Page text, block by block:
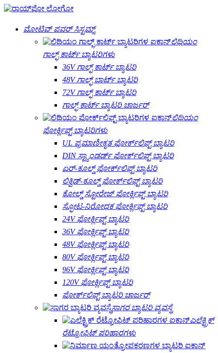
ಮೋಟಿವ್ ಪವರ್ ಸಿಸ್ಟಮ್ಸ್
ಲಿಥಿಯಂ
ಗಾಲ್ಫ್ ಕಾರ್ಟ್ ಬ್ಯಾಟರಿಗಳು
36V ಗಾಲ್ಫ್ ಕಾರ್ಟ್ ಬ್ಯಾಟರಿ
48V ಗಾಲ್ಫ್ ಬಾರ್ಟ್ ಬ್ಯಾಟರಿ
72V ಗಾಲ್ಫ್ ಕಾರ್ಟ್ ಬ್ಯಾಟರಿ
ಗಾಲ್ಫ್ ಕಾರ್ಟ್ ಬ್ಯಾಟರಿ ಚಾರ್ಜರ್
ಲಿಥಿಯಂ
ಫೋರ್ಕ್ಲಿಫ್ಟ್ ಬ್ಯಾಟರಿಗಳು
UL ಪ್ರಮಾಣೀಕೃತ ಫೋರ್ಕ್‌ಲಿಫ್ಟ್ ಬ್ಯಾಟರಿ
DIN ಸ್ಟ್ಯಾಂಡರ್ಡ್ ಫೋರ್ಕ್‌ಲಿಫ್ಟ್ ಬ್ಯಾಟರಿ
ಏರ್-ಕೂಲ್ಡ್ ಫೋರ್ಕ್‌ಲಿಫ್ಟ್ ಬ್ಯಾಟರಿ
ಲಿಕ್ವಿಡ್-ಕೂಲ್ಡ್ ಫೋರ್ಕ್‌ಲಿಫ್ಟ್ ಬ್ಯಾಟರಿ
ಕೋಲ್ಡ್ ಸ್ಟೋರೇಜ್ ಫೋರ್ಕ್ಲಿಫ್ಟ್ ಬ್ಯಾಟರಿ
ಸ್ಫೋಟ-ನಿರೋಧಕ ಫೋರ್ಕ್ಲಿಫ್ಟ್ ಬ್ಯಾಟರಿ
24V ಫೋರ್ಕ್ಲಿಫ್ಟ್ ಬ್ಯಾಟರಿ
36V ಫೋರ್ಕ್ಲಿಫ್ಟ್ ಬ್ಯಾಟರಿ
48V ಫೋರ್ಕ್ಲಿಫ್ಟ್ ಬ್ಯಾಟರಿ
80V ಫೋರ್ಕ್ಲಿಫ್ಟ್ ಬ್ಯಾಟರಿ
96V ಫೋರ್ಕ್ಲಿಫ್ಟ್ ಬ್ಯಾಟರಿ
120V ಫೋರ್ಕ್ಲಿಫ್ಟ್ ಬ್ಯಾಟರಿ
ಫೋರ್ಕ್‌ಲಿಫ್ಟ್ ಬ್ಯಾಟರಿ ಚಾರ್ಜರ್
ಸಾಗರ ಬ್ಯಾಟರಿ ವ್ಯವಸ್ಥೆ
ಎಲೆಕ್ಟ್ರಿಕ್
ರೆಟ್ರೋಫಿಟ್ ಪರಿಹಾರಗಳು